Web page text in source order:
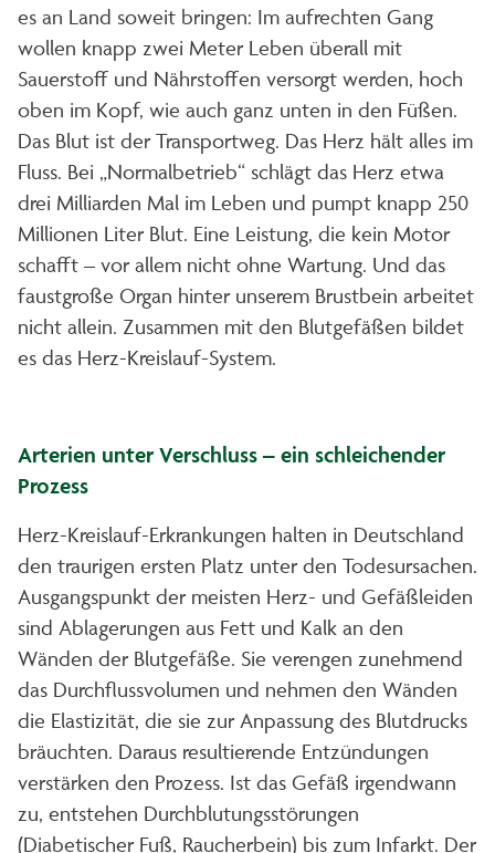
es an Land soweit bringen: Im aufrechten Gang
wollen knapp zwei Meter Leben überall mit
Sauerstoff und Nährstoffen versorgt werden, hoch
oben im Kopf, wie auch ganz unten in den Füßen.
Das Blut ist der Transportweg. Das Herz hält alles im
Fluss. Bei „Normalbetrieb“ schlägt das Herz etwa
drei Milliarden Mal im Leben und pumpt knapp 250
Millionen Liter Blut. Eine Leistung, die kein Motor
schafft – vor allem nicht ohne Wartung. Und das
faustgroße Organ hinter unserem Brustbein arbeitet
nicht allein. Zusammen mit den Blutgefäßen bildet
es das Herz-Kreislauf-System.
Arterien unter Verschluss – ein schleichender
Prozess
Herz-Kreislauf-Erkrankungen halten in Deutschland
den traurigen ersten Platz unter den Todesursachen.
Ausgangspunkt der meisten Herz- und Gefäßleiden
sind Ablagerungen aus Fett und Kalk an den
Wänden der Blutgefäße. Sie verengen zunehmend
das Durchflussvolumen und nehmen den Wänden
die Elastizität, die sie zur Anpassung des Blutdrucks
bräuchten. Daraus resultierende Entzündungen
verstärken den Prozess. Ist das Gefäß irgendwann
zu, entstehen Durchblutungsstörungen
(Diabetischer Fuß, Raucherbein) bis zum Infarkt. Der